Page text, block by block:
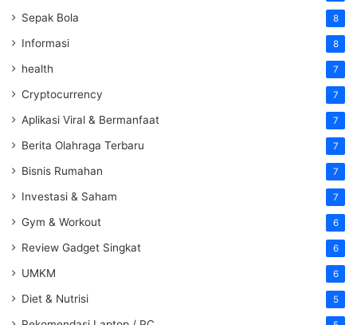
Sepak Bola 8
Informasi 8
health 7
Cryptocurrency 7
Aplikasi Viral & Bermanfaat 7
Berita Olahraga Terbaru 7
Bisnis Rumahan 7
Investasi & Saham 7
Gym & Workout 6
Review Gadget Singkat 6
UMKM 6
Diet & Nutrisi 5